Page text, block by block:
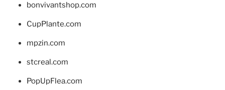
bonvivantshop.com
CupPlante.com
mpzin.com
stcreal.com
PopUpFlea.com